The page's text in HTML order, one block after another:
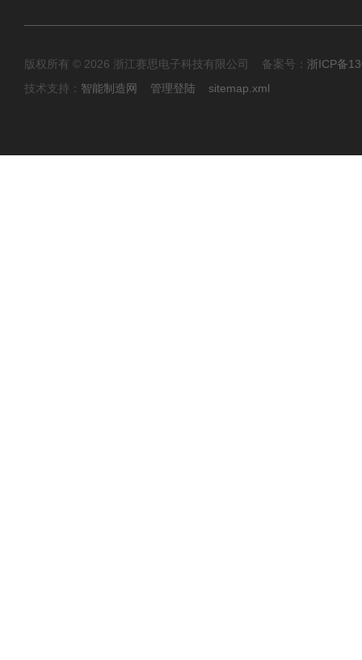
版权所有 © 2026 浙江赛思电子科技有限公司 备案号： 浙ICP备
技术支持： 智能制造网 管理登陆 sitemap.xml